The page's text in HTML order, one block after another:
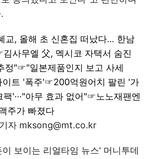
교, 올해 초 신혼집 떠났다… 한남
김사무엘 父, 멕시코 자택서 숨진
정"☞"일본제품인지 보고 사세
트 '폭주'☞200억원어치 팔린 '가
'···"아무 효과 없어"☞ 노노재팬엔
주가 빠졌다
자 mksong@mt.co.kr
보이는 리얼타임 뉴스' 머니투데